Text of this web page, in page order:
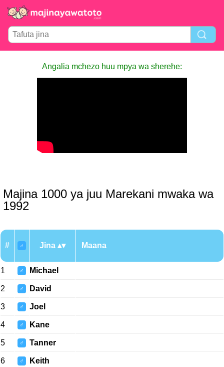
Angalia mchezo huu mpya wa sherehe:
Majina 1000 ya juu Marekani mwaka wa
1992
# ♂ Jina Maana
1 ♂ Michael
2 ♂ David
3 ♂ Joel
4 ♂ Kane
5 ♂ Tanner
6 ♂ Keith